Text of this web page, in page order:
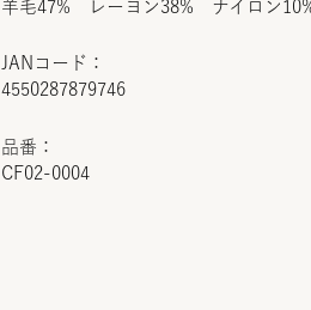
JANコード：
4550287879746
品番：
CF02-0004
羊毛47% レーヨン38% ナイロン